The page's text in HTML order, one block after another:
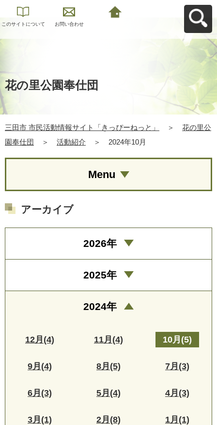
このサイトについて お問い合わせ
花の里公園奉仕団
三田市 市民活動情報サイト「きっぴーねっと」 ＞
花の里公
園奉仕団
＞ 活動紹介 ＞ 2024年10月
Menu
アーカイブ
2026年
2025年
2024年
12月(4) 11月(4) 10月(5)
9月(4) 8月(5) 7月(3)
6月(3) 5月(4) 4月(3)
3月(1) 2月(8) 1月(1)